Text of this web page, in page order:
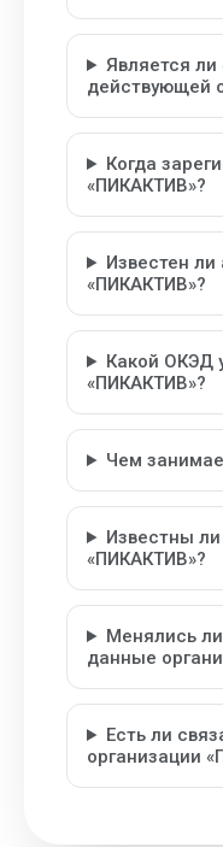
Является
действующей
Когда
«ПИКАКТИВ»?
Известен ли
«ПИКАКТИВ»?
Какой ОКЭД
«ПИКАКТИВ»?
Чем
Известны
«ПИКАКТИВ»?
Менялись
данные
Есть ли
организации